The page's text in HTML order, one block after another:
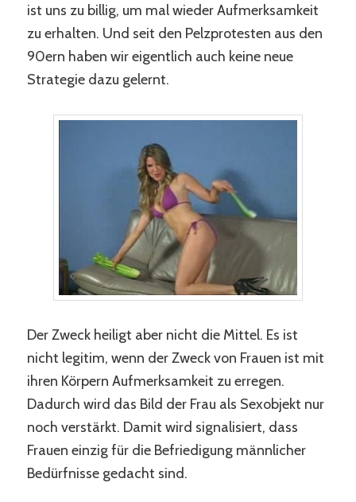
ist uns zu billig, um mal wieder Aufmerksamkeit
zu erhalten. Und seit den Pelzprotesten aus den
90ern haben wir eigentlich auch keine neue
Strategie dazu gelernt.
Der Zweck heiligt aber nicht die Mittel. Es ist
nicht legitim, wenn der Zweck von Frauen ist mit
ihren Körpern Aufmerksamkeit zu erregen.
Dadurch wird das Bild der Frau als Sexobjekt nur
noch verstärkt. Damit wird signalisiert, dass
Frauen einzig für die Befriedigung männlicher
Bedürfnisse gedacht sind.